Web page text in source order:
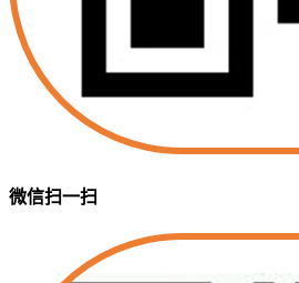
微信扫一扫